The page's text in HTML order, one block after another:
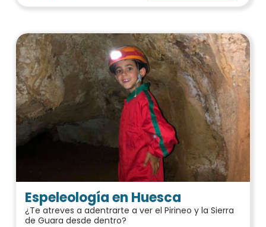
Espeleología en Huesca
¿Te atreves a adentrarte a ver el Pirineo y la Sierra
de Guara desde dentro?